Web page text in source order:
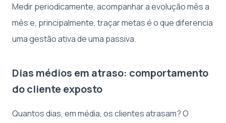
Medir periodicamente, acompanhar a evolução mês a
mês e, principalmente, traçar metas é o que diferencia
uma gestão ativa de uma passiva.
Dias médios em atraso: comportamento
do cliente exposto
Quantos dias, em média, os clientes atrasam? O